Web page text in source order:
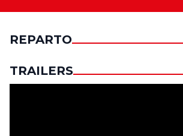
REPARTO
TRAILERS